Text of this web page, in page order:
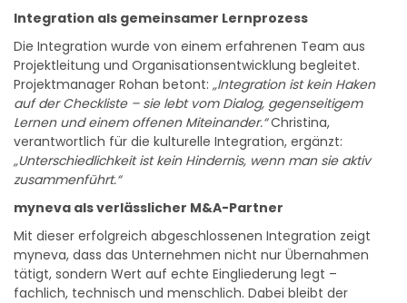
Integration als gemeinsamer Lernprozess
Die Integration wurde von einem erfahrenen Team aus
Projektleitung und Organisationsentwicklung begleitet.
Projektmanager Rohan betont: „Integration ist kein Haken
auf der Checkliste – sie lebt vom Dialog, gegenseitigem
Lernen und einem offenen Miteinander.“Christina,
verantwortlich für die kulturelle Integration, ergänzt:
„Unterschiedlichkeit ist kein Hindernis, wenn man sie aktiv
zusammenführt.“
myneva als verlässlicher M&A-Partner
Mit dieser erfolgreich abgeschlossenen Integration zeigt
myneva, dass das Unternehmen nicht nur Übernahmen
tätigt, sondern Wert auf echte Eingliederung legt –
fachlich, technisch und menschlich. Dabei bleibt der